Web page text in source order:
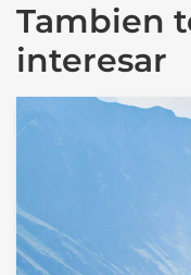
Tambien
interesar